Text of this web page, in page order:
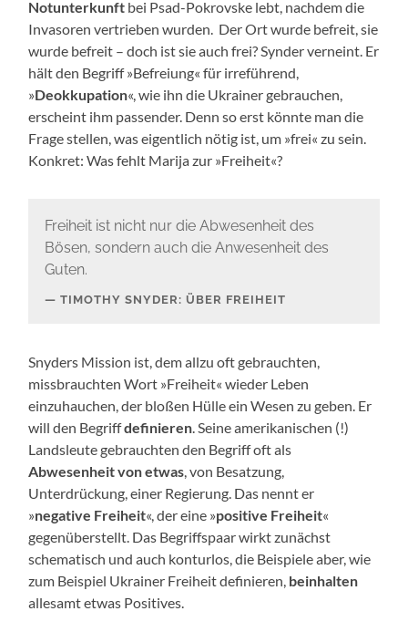
Notunterkunft bei Psad-Pokrovske lebt, nachdem die
Invasoren vertrieben wurden. Der Ort wurde befreit, sie
wurde befreit – doch ist sie auch frei? Synder verneint. Er
hält den Begriff »Befreiung« für irreführend,
»Deokkupation«, wie ihn die Ukrainer gebrauchen,
erscheint ihm passender. Denn so erst könnte man die
Frage stellen, was eigentlich nötig ist, um »frei« zu sein.
Konkret: Was fehlt Marija zur »Freiheit«?
Freiheit ist nicht nur die Abwesenheit des
Bösen, sondern auch die Anwesenheit des
Guten.
TIMOTHY SNYDER: ÜBER FREIHEIT
Snyders Mission ist, dem allzu oft gebrauchten,
missbrauchten Wort »Freiheit« wieder Leben
einzuhauchen, der bloßen Hülle ein Wesen zu geben. Er
will den Begriffdefinieren. Seine amerikanischen (!)
Landsleute gebrauchten den Begriff oft als
Abwesenheit von etwas, von Besatzung,
Unterdrückung, einer Regierung. Das nennt er
»negative Freiheit«, der eine »positive Freiheit«
gegenüberstellt. Das Begriffspaar wirkt zunächst
schematisch und auch konturlos, die Beispiele aber, wie
zum Beispiel Ukrainer Freiheit definieren, beinhalten
allesamt etwas Positives.